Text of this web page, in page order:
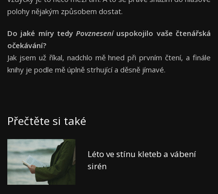
polohy nějakým způsobem dostat.
Do jaké míry tedyPovznesení uspokojilo vaše čtenářská
očekávání?
Jak jsem už říkal, nadchlo mě hned při prvním čtení, a finále
knihy je podle mě úplně strhující a děsně jímavé.
Přečtěte si také
Léto ve stínu kleteb a vábení
sirén